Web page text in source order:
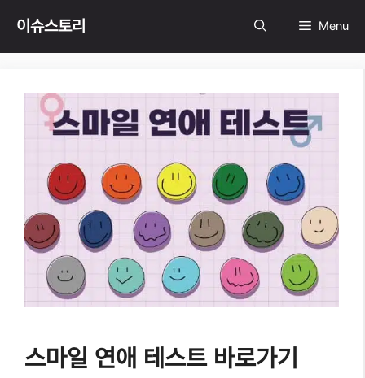
Skip
content
이슈스토리 Menu
스마일 연애 테스트 바로가기